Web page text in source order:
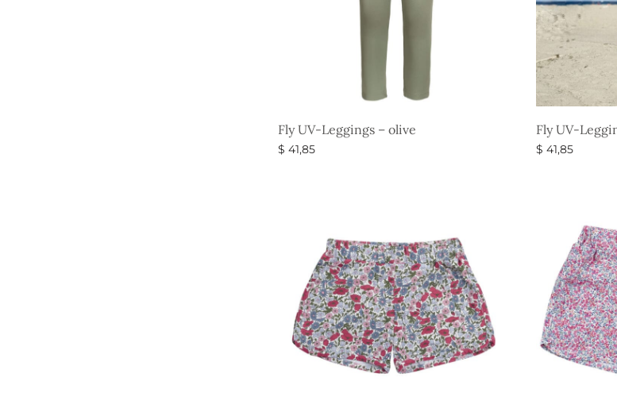
Fly UV-Leggings – olive
$ 41,85
Fly UV-
$ 41,85